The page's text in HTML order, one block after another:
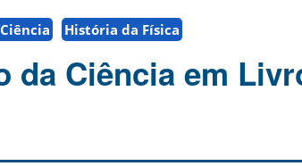
História da Física
da Ciência em